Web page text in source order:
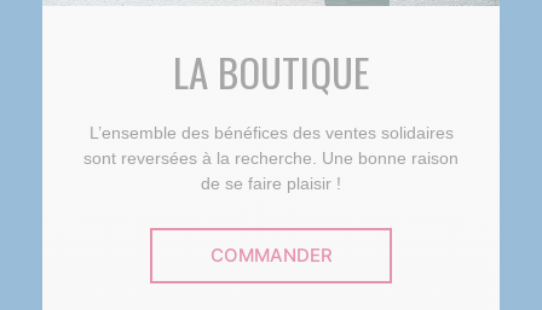
LA BOUTIQUE
L’ensemble des bénéfices des ventes solidaires
sont reversées à la recherche. Une bonne raison
de se faire plaisir !
COMMANDER